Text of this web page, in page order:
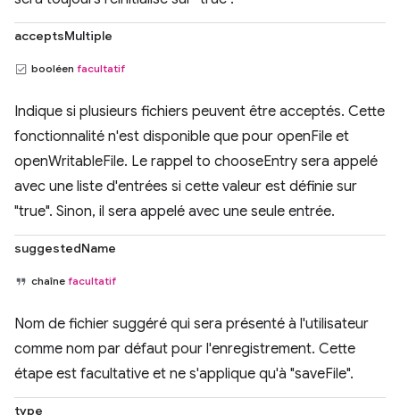
acceptsMultiple
booléen facultatif
Indique si plusieurs fichiers peuvent être acceptés. Cette
fonctionnalité n'est disponible que pour openFile et
openWritableFile. Le rappel to chooseEntry sera appelé
avec une liste d'entrées si cette valeur est définie sur
"true". Sinon, il sera appelé avec une seule entrée.
suggestedName
chaîne facultatif
Nom de fichier suggéré qui sera présenté à l'utilisateur
comme nom par défaut pour l'enregistrement. Cette
étape est facultative et ne s'applique qu'à "saveFile".
type